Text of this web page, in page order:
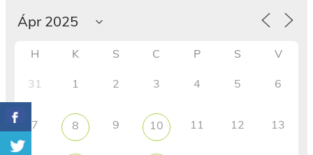
H K S C P S V
31 1 2 3 4 5 6
7 8 9 10 11 12 13